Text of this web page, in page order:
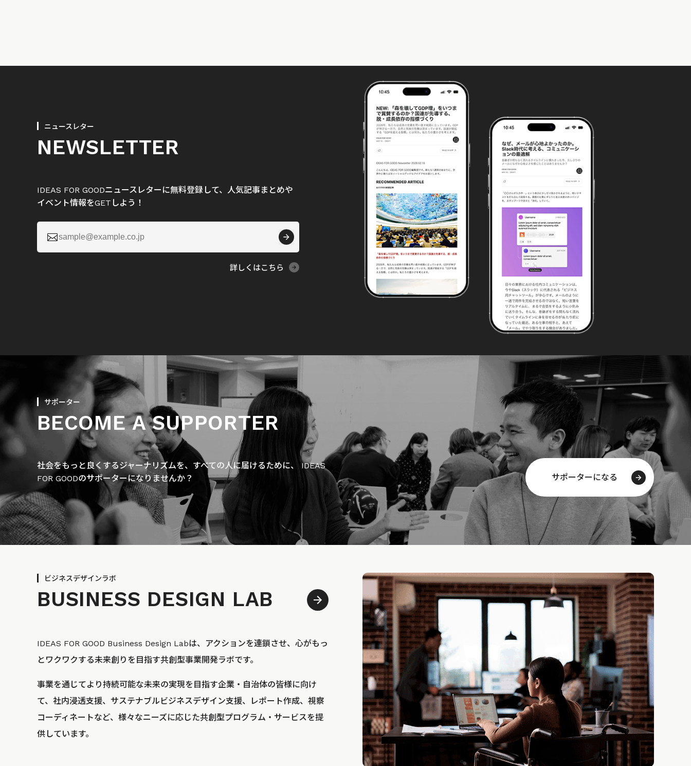
ニュースレター
NEWSLETTER
IDEAS FOR GOODニュースレターに無料登録して、人気記事まとめや
イベント情報をGETしよう！

詳しくはこちら
サポーター
BECOME A SUPPORTER
社会をもっと良くするジャーナリズムを、すべての人に届けるために、 IDEAS
FOR GOODのサポーターになりませんか？
サポーターになる
ビジネスデザインラボ
BUSINESS DESIGN LAB
IDEAS FOR GOOD Business Design Labは、アクションを連鎖させ、心がもっ
とワクワクする未来創りを目指す共創型事業開発ラボです。
事業を通じてより持続可能な未来の実現を目指す企業・自治体の皆様に向け
て、社内浸透支援、サステナブルビジネスデザイン支援、レポート作成、視察
コーディネートなど、様々なニーズに応じた共創型プログラム・サービスを提
供しています。